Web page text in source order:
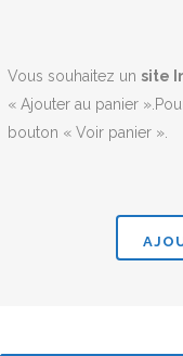
Vous souhaitez un site
« Ajouter au panier
bouton « Voir panier ».